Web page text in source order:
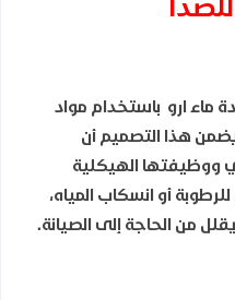
ماء ارو باستخدام مواد
هذا التصميم أن
ووظيفتها الهيكلية
أو انسكاب المياه،
من الحاجة إلى الصيانة.